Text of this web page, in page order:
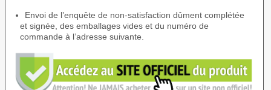
Envoi de l’enquête de non-satisfaction dûment complétée
et signée, des emballages vides et du numéro de
commande à l’adresse suivante.